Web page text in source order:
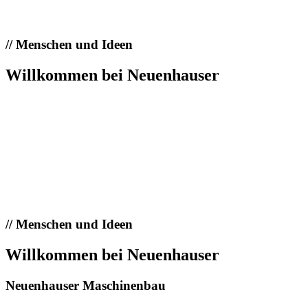
//Menschen und Ideen
Willkommen bei Neuenhauser
//Menschen und Ideen
Willkommen bei Neuenhauser
Neuenhauser Maschinenbau